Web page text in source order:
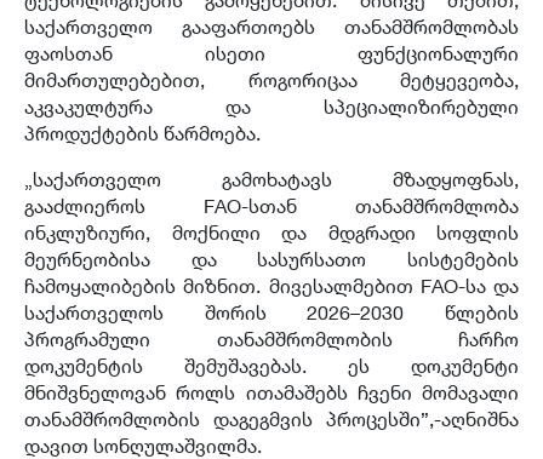
საქართველო გააფართოებს თანამშრომლობას
ფაოსთან ისეთი ფუნქციონალური
მიმართულებებით, როგორიცაა მეტყევეობა,
აკვაკულტურა და სპეციალიზირებული
პროდუქტების წარმოება.
„საქართველო გამოხატავს მზადყოფნას,
გააძლიეროს FAO-სთან თანამშრომლობა
ინკლუზიური, მოქნილი და მდგრადი სოფლის
მეურნეობისა და სასურსათო სისტემების
ჩამოყალიბების მიზნით. მივესალმებით FAO-სა და
საქართველოს შორის 2026–2030 წლების
პროგრამული თანამშრომლობის ჩარჩო
დოკუმენტის შემუშავებას. ეს დოკუმენტი
მნიშვნელოვან როლს ითამაშებს ჩვენი მომავალი
თანამშრომლობის დაგეგმვის პროცესში”,-აღნიშნა
დავით სონღულაშვილმა.